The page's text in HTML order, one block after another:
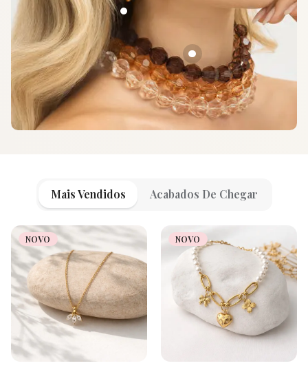
Mais Vendidos Acabados De Chegar
NOVO NOVO